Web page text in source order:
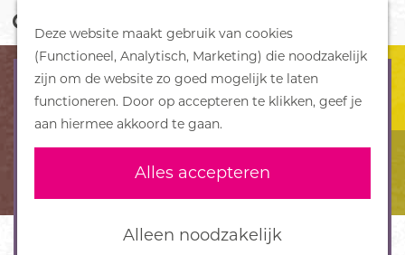
Deze website maakt gebruik van cookies
(Functioneel, Analytisch, Marketing) die noodzakelijk
zijn om de website zo goed mogelijk te laten
functioneren. Door op accepteren te klikken, geef je
aan hiermee akkoord te gaan.
Alles accepteren
Alleen noodzakelijk
G
o
e
k
e
n
M
e
n
u
DORPEN
Bennekom
De Klomp
Deelen
Ederveen
Harskamp
Hoenderloo